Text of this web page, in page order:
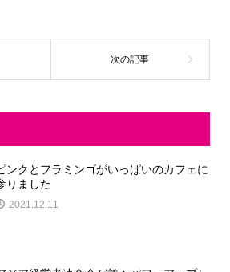
ンクとフラミンゴがいっぱいのカフェに
りました
2021.12.11